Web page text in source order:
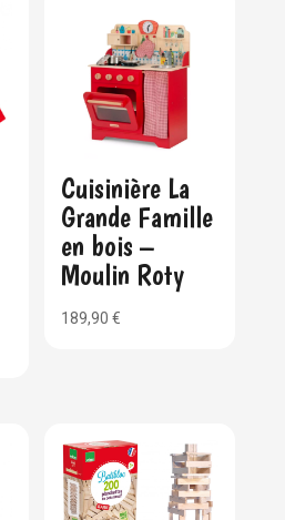
Cuisinière La
Grande Famille
en bois –
Moulin Roty
189,90€